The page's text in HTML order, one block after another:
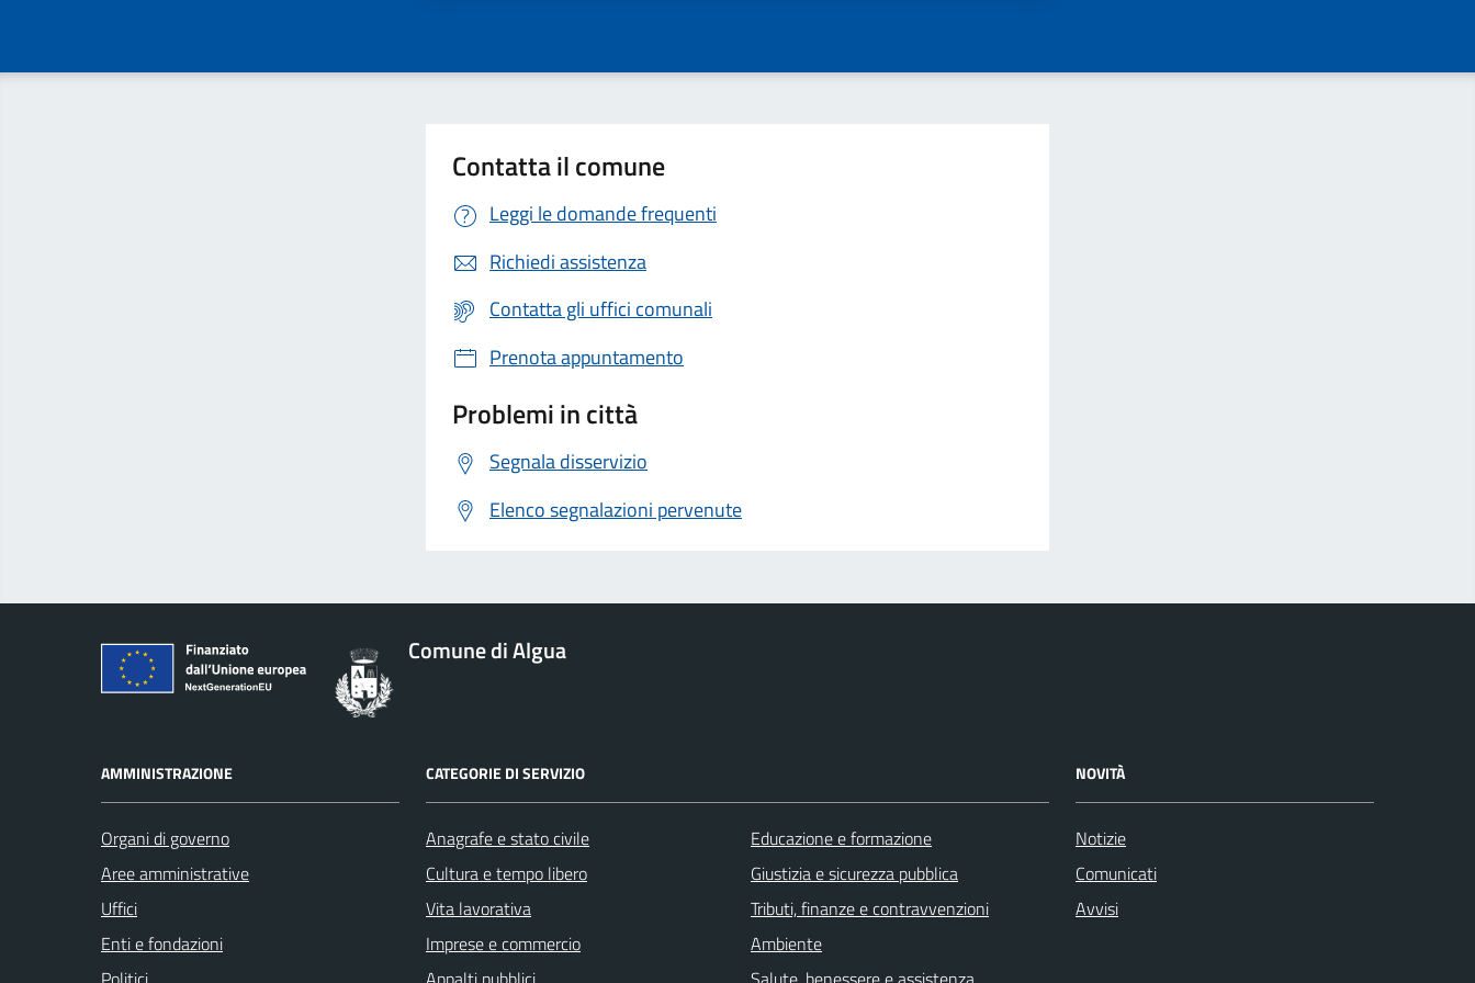
Contatta il comune
Leggi le domande frequenti
Richiedi assistenza
Contatta gli uffici comunali
Prenota appuntamento
Problemi in città
Segnala disservizio
Elenco segnalazioni pervenute
Comune di Algua
AMMINISTRAZIONE
Organi di governo
Aree amministrative
Uffici
Enti e fondazioni
CATEGORIE DI SERVIZIO
Anagrafe e stato civile
Cultura e tempo libero
Vita lavorativa
Imprese e commercio
Educazione e formazione
Giustizia e sicurezza pubblica
Tributi, finanze e contravvenzioni
Ambiente
NOVITÀ
Notizie
Comunicati
Avvisi